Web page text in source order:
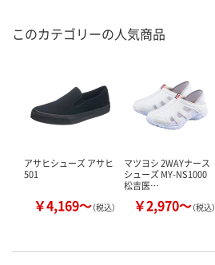
このカテゴリーの人気商品
アサヒシューズ アサヒ
501
￥4,169～（税込）
マツヨシ 2WAYナース
シューズ MY-NS1000
松吉医…
￥2,970～（税込）